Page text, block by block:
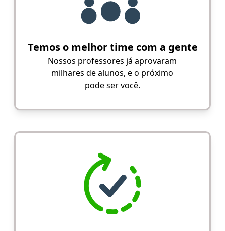
Temos o melhor time com a gente
Nossos professores já aprovaram
milhares de alunos, e o próximo
pode ser você.